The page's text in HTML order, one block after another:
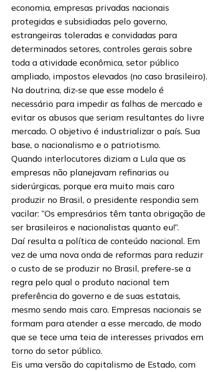
economia, empresas privadas nacionais
protegidas e subsidiadas pelo governo,
estrangeiras toleradas e convidadas para
determinados setores, controles gerais sobre
toda a atividade econômica, setor público
ampliado, impostos elevados (no caso brasileiro).
Na doutrina, diz-se que esse modelo é
necessário para impedir as falhas de mercado e
evitar os abusos que seriam resultantes do livre
mercado. O objetivo é industrializar o país. Sua
base, o nacionalismo e o patriotismo.
Quando interlocutores diziam a Lula que as
empresas não planejavam refinarias ou
siderúrgicas, porque era muito mais caro
produzir no Brasil, o presidente respondia sem
vacilar: “Os empresários têm tanta obrigação de
ser brasileiros e nacionalistas quanto eu!”.
Daí resulta a política de conteúdo nacional. Em
vez de uma nova onda de reformas para reduzir
o custo de se produzir no Brasil, prefere-se a
regra pelo qual o produto nacional tem
preferência do governo e de suas estatais,
mesmo sendo mais caro. Empresas nacionais se
formam para atender a esse mercado, de modo
que se tece uma teia de interesses privados em
torno do setor público.
Eis uma versão do capitalismo de Estado, com